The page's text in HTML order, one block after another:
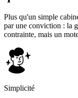
Plus qu'un simple
par une conviction : la
contrainte, mais un
Simplicité